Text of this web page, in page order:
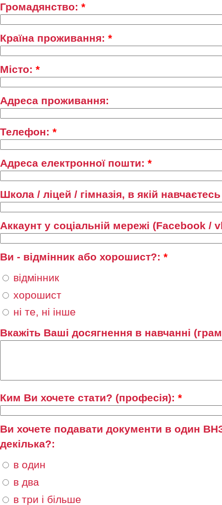
Громадянство: *
Країна проживання: *
Місто: *
Адреса проживання:
Телефон: *
Адреса електронної пошти: *
Школа / ліцей / гімназія, в якій
Аккаунт у соціальній мережі (Facebook /
Ви - відмінник або хорошист?: *
відмінник
хорошист
ні те, ні інше
Вкажіть Ваші досягнення в навчанні
Ким Ви хочете стати? (професія): *
Ви хочете подавати документи в один
декілька?:
в один
в два
в три і більше